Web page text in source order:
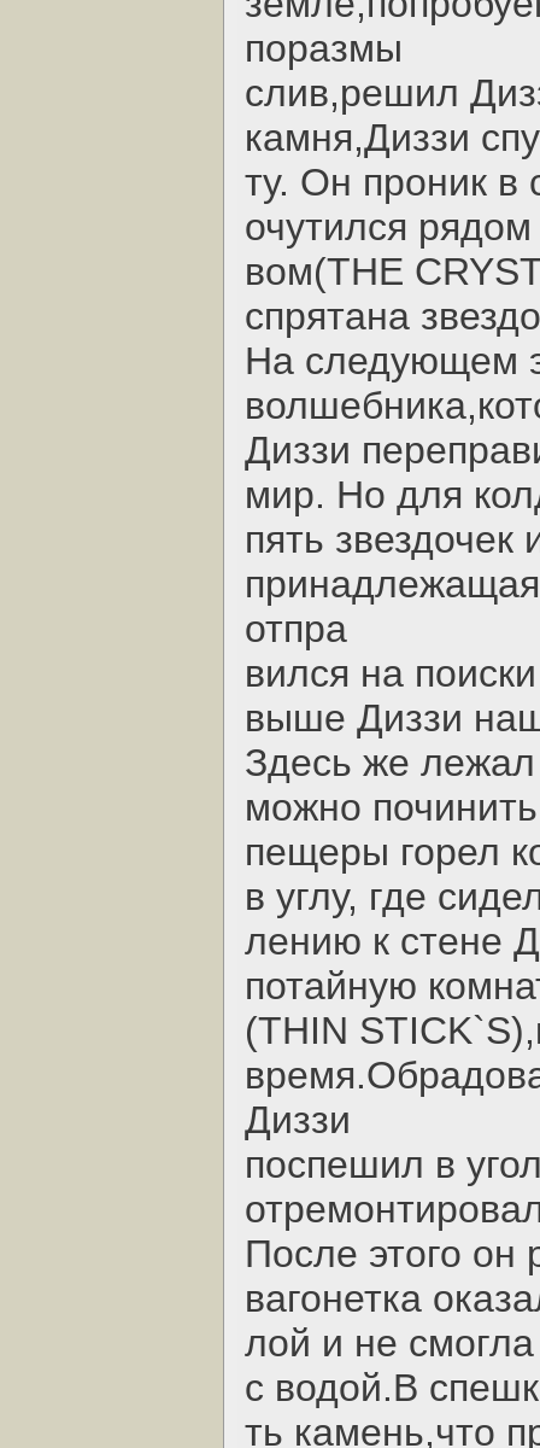
поразмы
слив,решил
камня,Диззи
ту. Он проник в
очутился
вом(THE
спрятана
Hа следующем
Диззи
мир. Hо для
пять
принадлежащая
отпра
вился на
выше Диззи
Здесь же
можно
пещеры горел
в углу, где
лению к стене
потайную
(THIN
Диззи
поспешил в
После этого он
вагонетка
лой и не
с водой.В
ть камень,что